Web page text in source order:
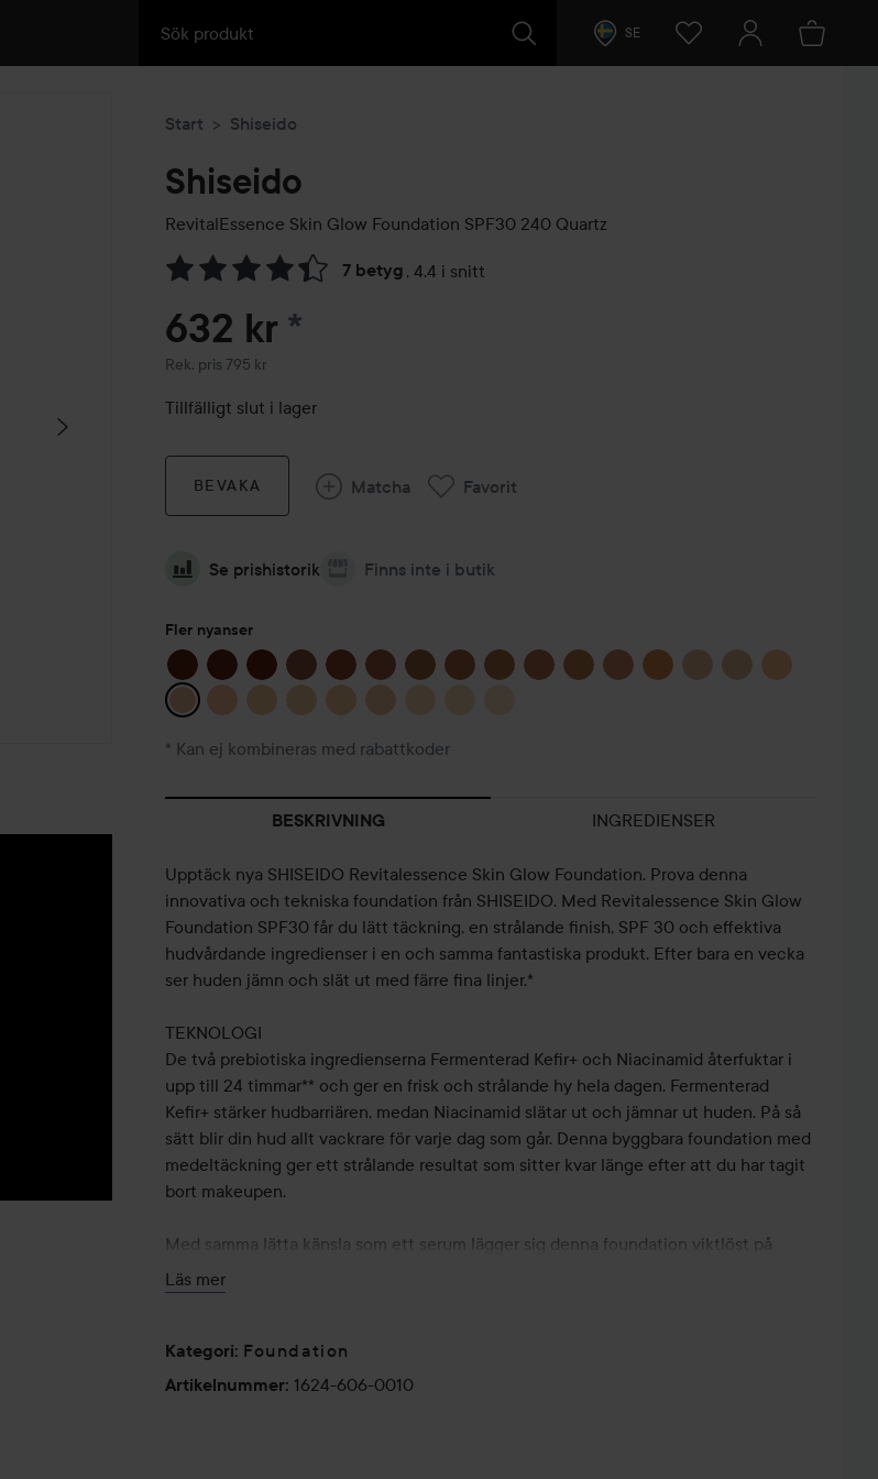
SE
Start Shiseido
Shiseido
RevitalEssence Skin Glow Foundation SPF30 240 Quartz
7 betyg , 4.4 i snitt
Hoppa till Betyg & kommentarer
632 kr *
Rek. pris 795 kr
Rekommenderat pris 795 kr
Tillfälligt slut i lager
BEVAKA Matcha Favorit
Se prishistorik Finns inte i butik
Fler nyanser
* Kan ej kombineras med rabattkoder
BESKRIVNING INGREDIENSER
Upptäck nya SHISEIDO Revitalessence Skin Glow Foundation. Prova denna
innovativa och tekniska foundation från SHISEIDO. Med Revitalessence Skin Glow
Foundation SPF30 får du lätt täckning, en strålande finish, SPF 30 och effektiva
hudvårdande ingredienser i en och samma fantastiska produkt. Efter bara en vecka
ser huden jämn och slät ut med färre fina linjer.*
TEKNOLOGI
De två prebiotiska ingredienserna Fermenterad Kefir+ och Niacinamid återfuktar i
upp till 24 timmar** och ger en frisk och strålande hy hela dagen. Fermenterad
Kefir+ stärker hudbarriären, medan Niacinamid slätar ut och jämnar ut huden. På så
sätt blir din hud allt vackrare för varje dag som går. Denna byggbara foundation med
medeltäckning ger ett strålande resultat som sitter kvar länge efter att du har tagit
bort makeupen.
Med samma lätta känsla som ett serum lägger sig denna foundation viktlöst på
huden för en vacker finish som ger ansiktet massor av lyster. Du kommer omedelbart
att märka en jämnare hudton, synliga porer minimeras och huden känns välvårdad.
Medium uppbyggbar täckning
En glowig finish som får huden att stråla
Läs mer
Kategori: Foundation
Artikelnummer: 1624-606-0010